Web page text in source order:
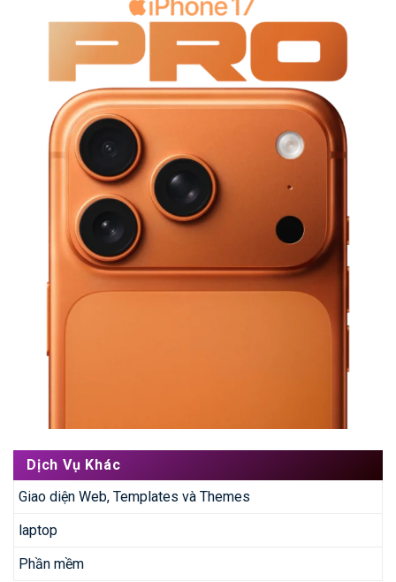
Dịch Vụ Khác
Giao diện Web, Templates và Themes
laptop
Phần mềm